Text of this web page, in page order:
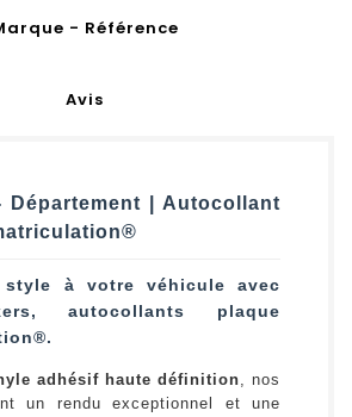
- Référence
Avis
Département | Autocollant
style à votre véhicule avec
autocollants plaque
adhésif haute définition, nos
un rendu exceptionnel et une